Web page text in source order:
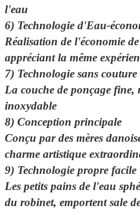
l'eau
6) Technologie d'Eau-
Réalisation de l'économie
appréciant la même
7) Technologie sans couture
La couche de ponçage fine,
inoxydable
8) Conception principale
Conçu par des mères
charme artistique
9) Technologie propre facile
Les petits pains de l'eau
du robinet, emportent sale